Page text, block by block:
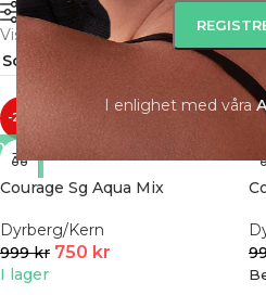
I enlighet med våraA
FILTRERA
Visar alla 11 resultat
-25%
Courage Sg Aqua Mix
Dyrberg/Kern
999kr 750 kr
I lager